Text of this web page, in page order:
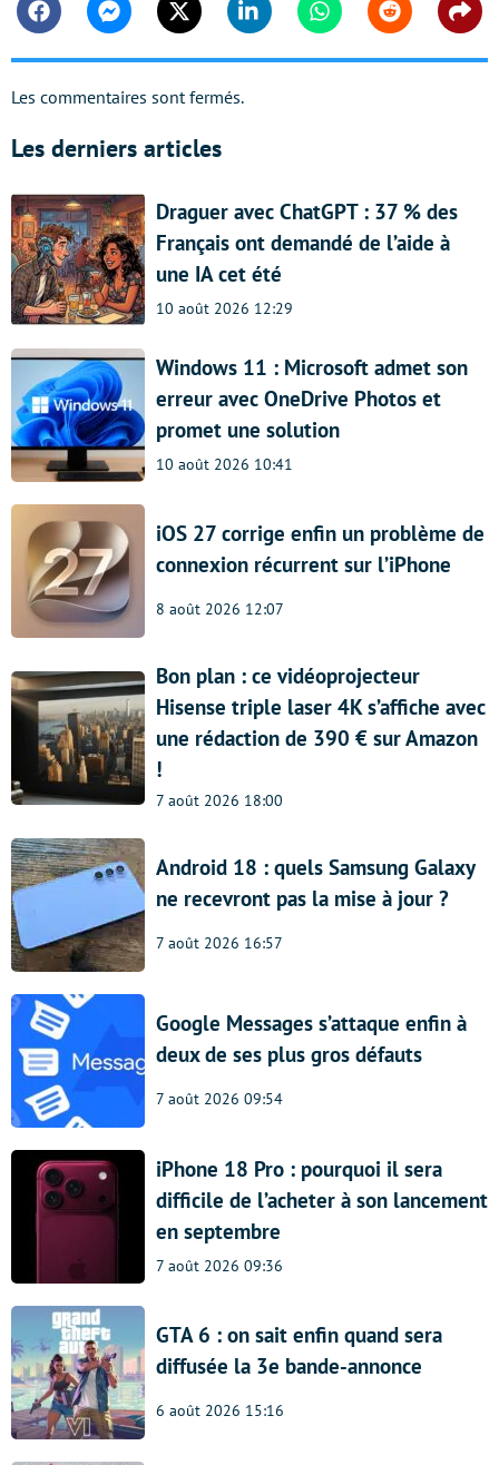
FacebookMessengerTwitter Linkedin WhatsappReddit
Les commentaires sont fermés.
Les derniers articles
Draguer avec ChatGPT : 37 % des
Français ont demandé de l’aide à
une IA cet été
10 août 2026 12:29
Windows 11 : Microsoft admet son
erreur avec OneDrive Photos et
promet une solution
10 août 2026 10:41
iOS 27 corrige enfin un problème de
connexion récurrent sur l’iPhone
8 août 2026 12:07
Bon plan : ce vidéoprojecteur
Hisense triple laser 4K s’affiche avec
une rédaction de 390 € sur Amazon
!
7 août 2026 18:00
Android 18 : quels Samsung Galaxy
ne recevront pas la mise à jour ?
7 août 2026 16:57
Google Messages s’attaque enfin à
deux de ses plus gros défauts
7 août 2026 09:54
iPhone 18 Pro : pourquoi il sera
difficile de l’acheter à son lancement
en septembre
7 août 2026 09:36
GTA 6 : on sait enfin quand sera
diffusée la 3e bande-annonce
6 août 2026 15:16